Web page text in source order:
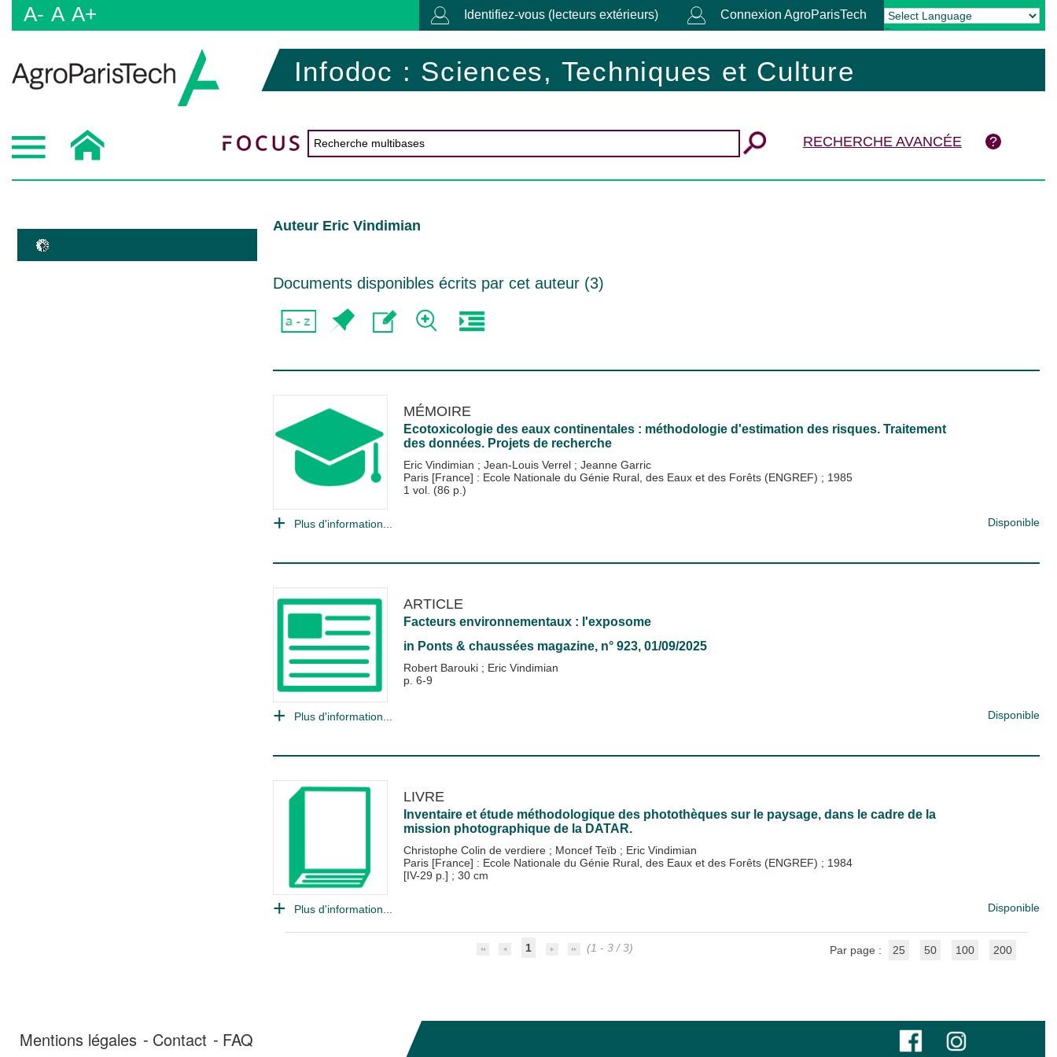
A- A A+ Identifiez-vous (lecteurs extérieurs) Connexion AgroParisTech
Powered by Translate
Infodoc : Sciences, Techniques et Culture
RECHERCHE AVANCÉE
Auteur Eric Vindimian
Documents disponibles écrits par cet auteur (3)
MÉMOIRE
Ecotoxicologie des eaux continentales : méthodologie d'estimation des risques. Traitement
des données. Projets de recherche
Eric Vindimian ; Jean-Louis Verrel ; Jeanne Garric
Paris [France] : Ecole Nationale du Génie Rural, des Eaux et des Forêts (ENGREF) ; 1985
1 vol. (86 p.)
Plus d'information... Disponible
ARTICLE
Facteurs environnementaux : l'exposome
in Ponts & chaussées magazine, n° 923, 01/09/2025
Robert Barouki ; Eric Vindimian
p. 6-9
Plus d'information... Disponible
LIVRE
Inventaire et étude méthodologique des photothèques sur le paysage, dans le cadre de la
mission photographique de la DATAR.
Christophe Colin de verdiere ; Moncef Teïb ; Eric Vindimian
Paris [France] : Ecole Nationale du Génie Rural, des Eaux et des Forêts (ENGREF) ; 1984
[IV-29 p.] ; 30 cm
Plus d'information... Disponible
1 (1 - 3 / 3) Par page : 25 50 100 200
Mentions légales Contact FAQ